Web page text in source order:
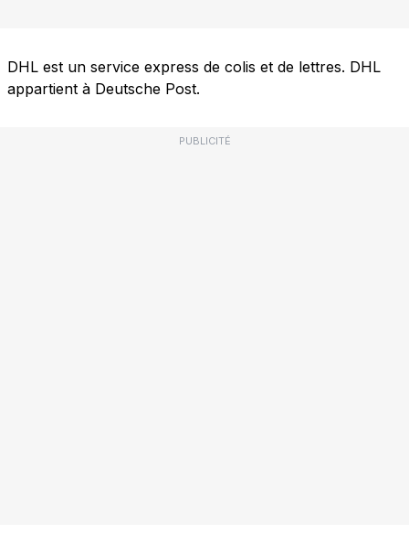
DHL est un service express de colis et de lettres. DHL
appartient à Deutsche Post.
PUBLICITÉ